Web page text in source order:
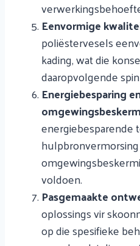
Eenvormige
poliëstervesels
kading, wat die
daaropvolgende
Energiebesparing
energiebesparende
voldoen.
Pasgemaakte
oplossings vir
op die spesifieke